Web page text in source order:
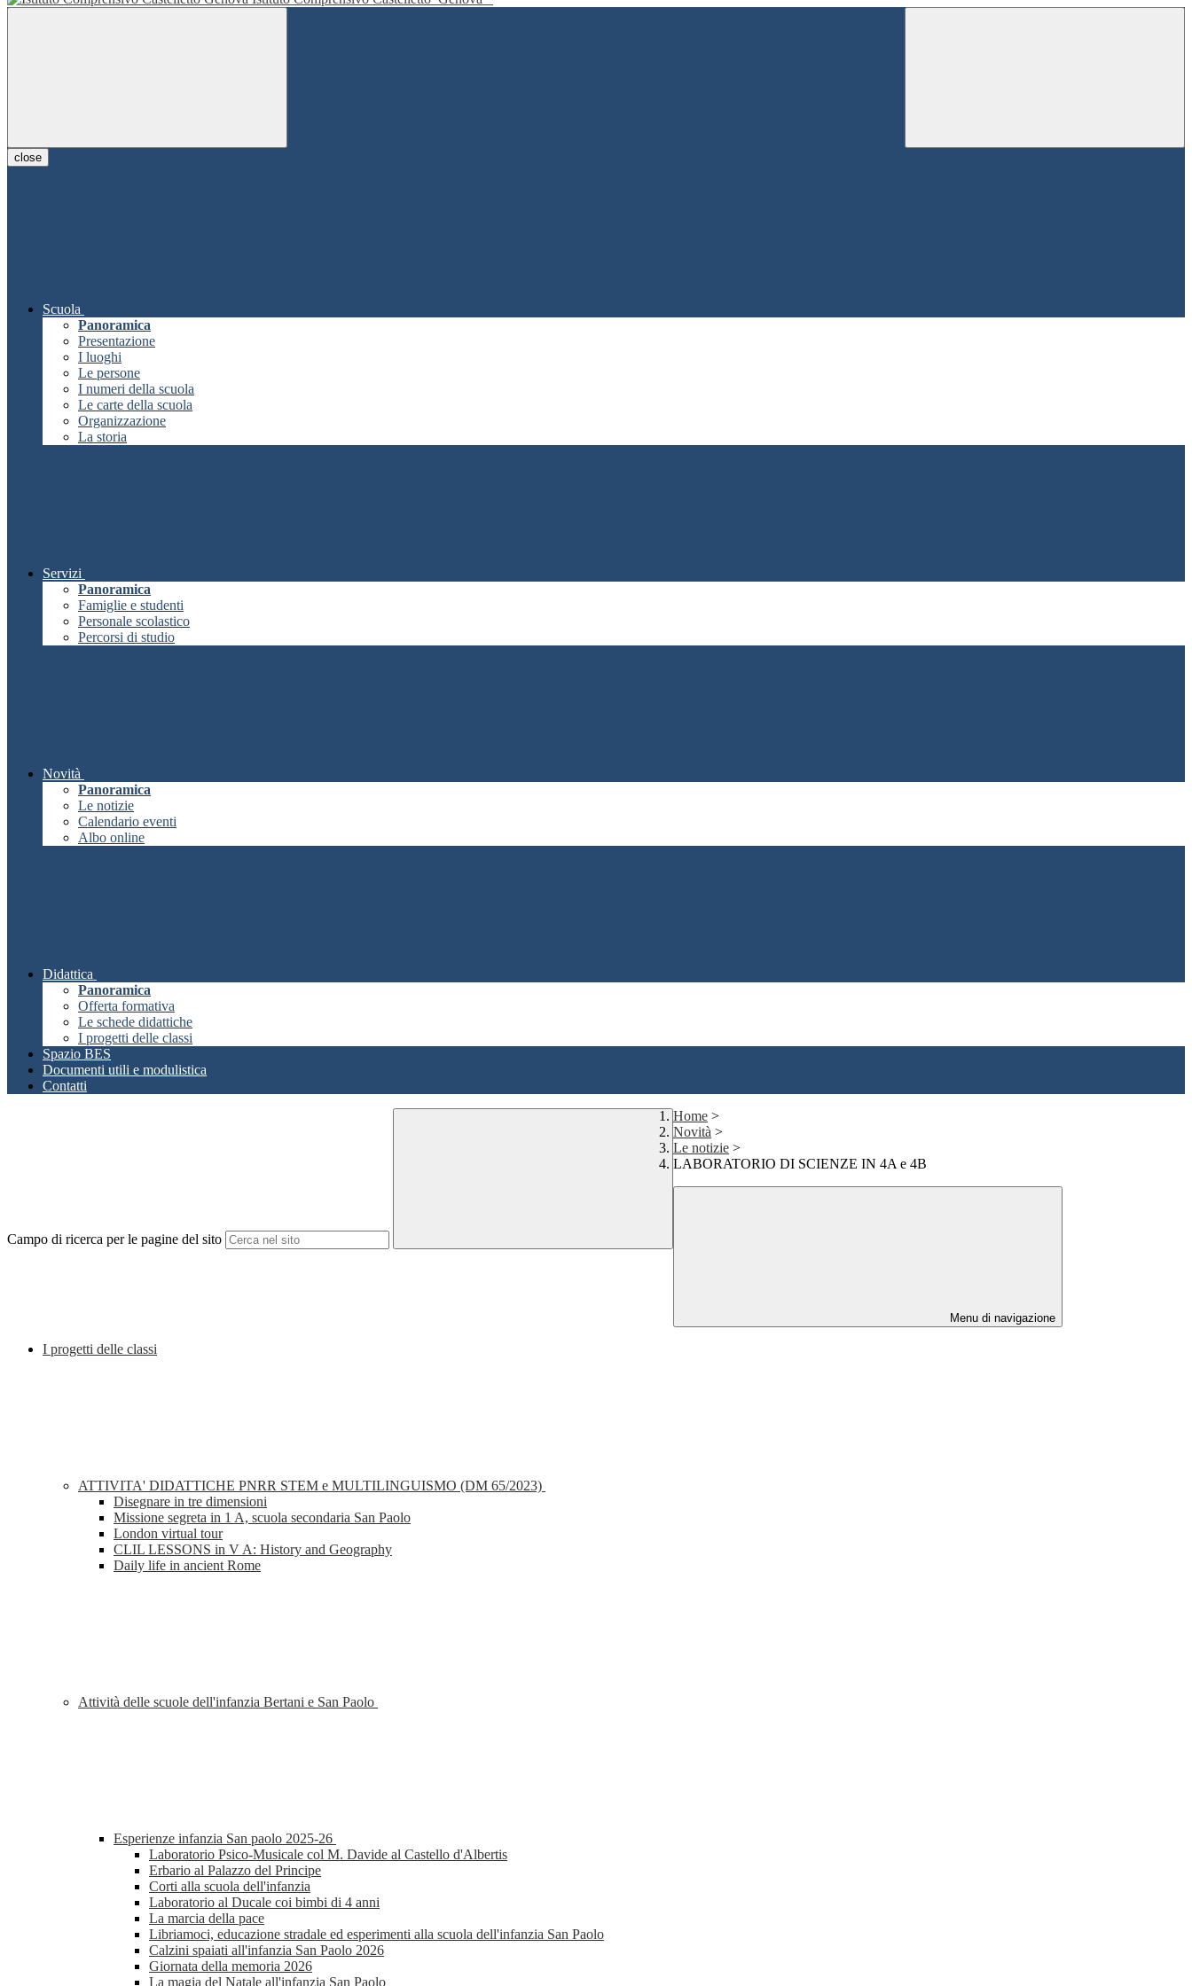
close
Scuola
Panoramica
Presentazione
I luoghi
Le persone
I numeri della scuola
Le carte della scuola
Organizzazione
La storia
Servizi
Panoramica
Famiglie e studenti
Personale scolastico
Percorsi di studio
Novità
Panoramica
Le notizie
Calendario eventi
Albo online
Didattica
Panoramica
Offerta formativa
Le schede didattiche
I progetti delle classi
Spazio BES
Documenti utili e modulistica
Contatti
Campo di ricerca per le pagine del sito
Home >
Novità >
Le notizie >
LABORATORIO DI SCIENZE IN 4A e 4B
Menu di navigazione
I progetti delle classi
ATTIVITA' DIDATTICHE PNRR STEM e MULTILINGUISMO (DM 65/2023)
Disegnare in tre dimensioni
Missione segreta in 1 A, scuola secondaria San Paolo
London virtual tour
CLIL LESSONS in V A: History and Geography
Daily life in ancient Rome
Attività delle scuole dell'infanzia Bertani e San Paolo
Esperienze infanzia San paolo 2025-26
Laboratorio Psico-Musicale col M. Davide al Castello d'Albertis
Erbario al Palazzo del Principe
Corti alla scuola dell'infanzia
Laboratorio al Ducale coi bimbi di 4 anni
La marcia della pace
Libriamoci, educazione stradale ed esperimenti alla scuola dell'infanzia San Paolo
Calzini spaiati all'infanzia San Paolo 2026
Giornata della memoria 2026
La magia del Natale all'infanzia San Paolo